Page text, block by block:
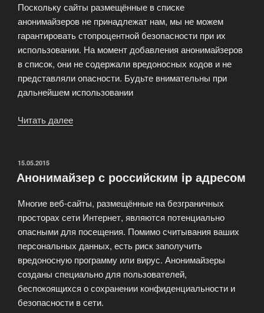
Поскольку сайты размещённые в списке
анонимайзеров не принадлежат нам, мы не можем
гарантировать стопроцентной безопасности при их
использовании. На момент добавления анонимайзеров
в список, они не содержали вредоносных кодов и не
представляли опасности. Будьте внимательны при
дальнейшем использовании
Читать далее
ОПУБЛИКОВАНО
15.05.2015
Анонимайзер с российским ip адресом
Многие веб-сайты, размещённые на безграничных
просторах сети Интернет, являются потенциально
опасными для посещения. Помимо считывания ваших
персональных данных, есть риск заполучить
вредоносную программу или вирус. Анонимайзеры
созданы специально для пользователей,
беспокоящихся о сохранении конфиденциальности и
безопасности в сети.